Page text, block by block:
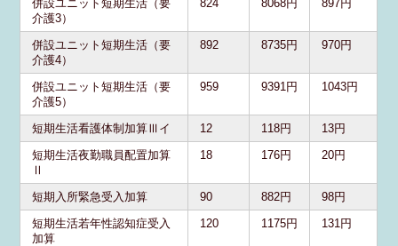
併設ユニット短期生活（要
介護3）
824 8068円 897円
併設ユニット短期生活（要
介護4）
892 8735円 970円
併設ユニット短期生活（要
介護5）
959 9391円 1043円
短期生活看護体制加算Ⅲイ 12 118円
13円
短期生活夜勤職員配置加算
Ⅱ
18 176円 20円
短期入所緊急受入加算 90 882円
98円
短期生活若年性認知症受入
加算
120 1175円 131円